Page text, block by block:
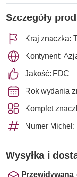
Szczegóły
Kraj znaczka:
Kontynent:
Jakość: FDC
Rok wydania
Komplet
Numer
Wysyłka i
Przewidywana